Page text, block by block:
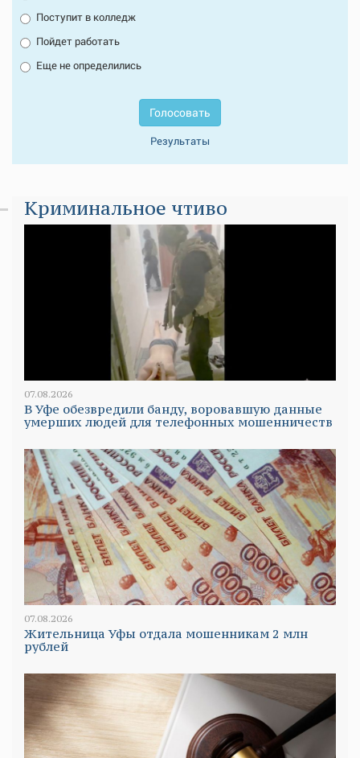
Поступит в колледж
Пойдет работать
Еще не определились
Голосовать
Результаты
Криминальное чтиво
07.08.2026
В Уфе обезвредили банду, воровавшую данные
умерших людей для телефонных мошенничеств
07.08.2026
Жительница Уфы отдала мошенникам 2 млн
рублей